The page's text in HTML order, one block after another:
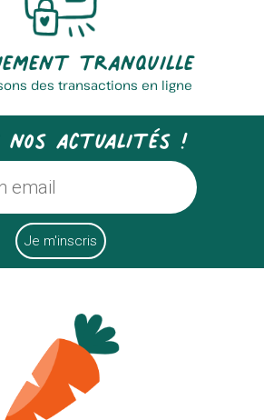
tranquille
des transactions en ligne
nos actualités !